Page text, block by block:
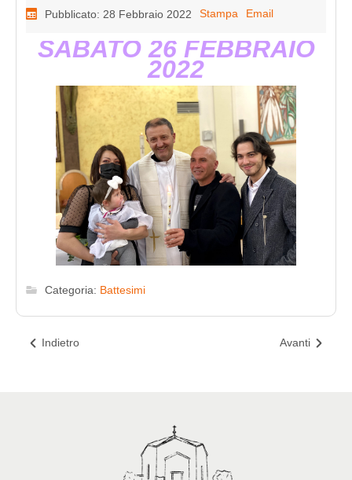
Pubblicato: 28 Febbraio 2022 Stampa Email
SABATO 26 FEBBRAIO
2022
Categoria: Battesimi
Indietro Avanti